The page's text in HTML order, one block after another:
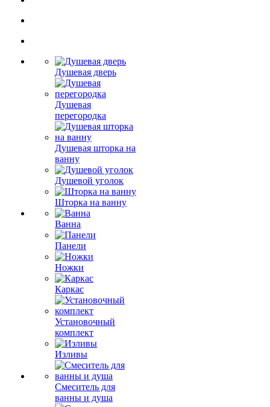
Душевая дверь
Душевая
перегородка
Душевая шторка на
ванну
Душевой уголок
Шторка на ванну
Ванна
Панели
Ножки
Каркас
Установочный
комплект
Изливы
Смеситель для
ванны и душа